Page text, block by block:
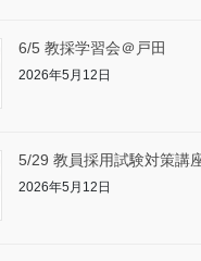
6/5 教採学習会＠戸田
2026年5月12日
5/29 教員採用試験対策講
2026年5月12日